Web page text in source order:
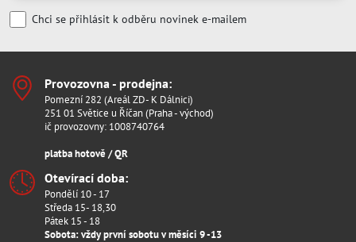
Chci se přihlásit k odběru novinek e-mailem
Provozovna - prodejna:
Pomezní 282 (Areál ZD- K Dálnici)
251 01 Světice u Říčan (Praha - východ)
ič provozovny: 1008740764
platba hotově / QR
Otevírací doba:
Pondělí 10 - 17
Středa 15- 18,30
Pátek 15 - 18
Sobota: vždy první sobotu v měsíci 9 -13